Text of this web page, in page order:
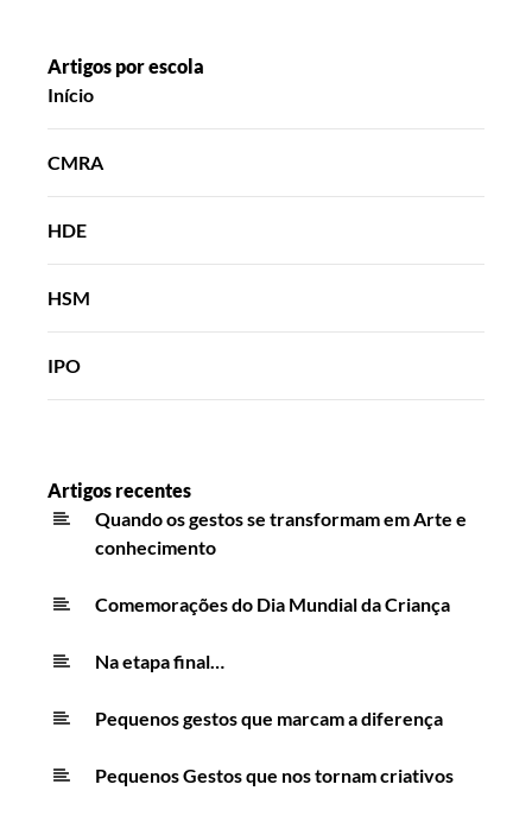
Artigos por escola
Início
CMRA
HDE
HSM
IPO
Artigos recentes
Quando os gestos se transformam em Arte e
conhecimento
Comemorações do Dia Mundial da Criança
Na etapa final…
Pequenos gestos que marcam a diferença
Pequenos Gestos que nos tornam criativos